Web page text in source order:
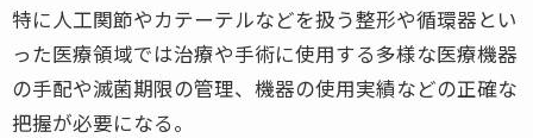
特に人工関節やカテーテルなどを扱う整形や循環器とい
った医療領域では治療や手術に使用する多様な医療機器
の手配や滅菌期限の管理、機器の使用実績などの正確な
把握が必要になる。